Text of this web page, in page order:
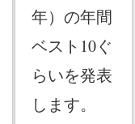
年）の年間
ベスト10ぐ
らいを発表
します。